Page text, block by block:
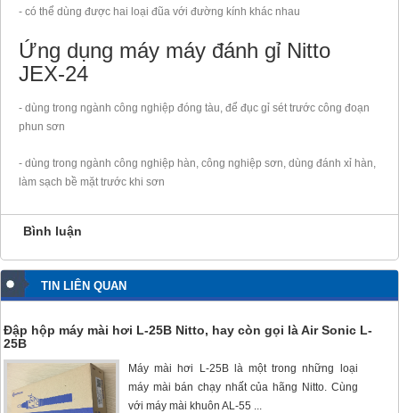
- có thể dùng được hai loại đũa với đường kính khác nhau
Ứng dụng máy máy đánh gỉ Nitto
JEX-24
- dùng trong ngành công nghiệp đóng tàu, để đục gỉ sét trước công đoạn
phun sơn
- dùng trong ngành công nghiệp hàn, công nghiệp sơn, dùng đánh xỉ hàn,
làm sạch bề mặt trước khi sơn
Bình luận
TIN LIÊN QUAN
Đập hộp máy mài hơi L-25B Nitto, hay còn gọi là Air Sonic L-
25B
Máy mài hơi L-25Blà một trong những loại
máy mài bán chạy nhất của hãng Nitto. Cùng
với máy mài khuôn AL-55 ...